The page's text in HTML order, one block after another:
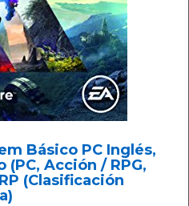
Básico PC Inglés,
Acción / RPG,
(Clasificación